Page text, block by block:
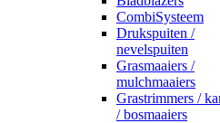
CombiSysteem
Drukspuiten /
nevelspuiten
Grasmaaiers /
mulchmaaiers
Grastrimmers /
/ bosmaaiers